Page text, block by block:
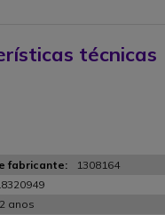
técnicas
1308164
2 anos